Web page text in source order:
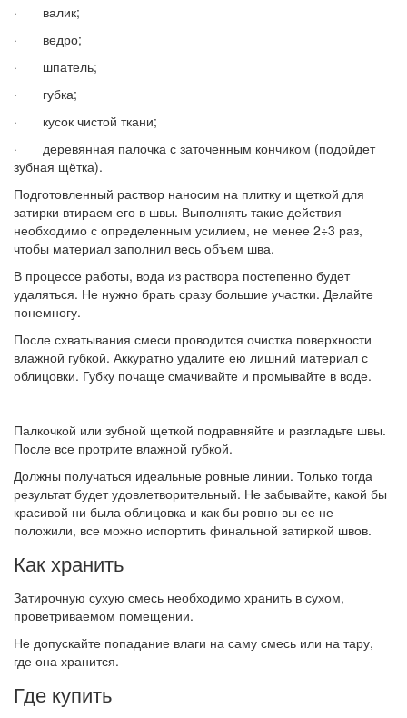
· валик;
· ведро;
· шпатель;
· губка;
· кусок чистой ткани;
· деревянная палочка с заточенным кончиком (подойдет
зубная щётка).
Подготовленный раствор наносим на плитку и щеткой для
затирки втираем его в швы. Выполнять такие действия
необходимо с определенным усилием, не менее 2÷3 раз,
чтобы материал заполнил весь объем шва.
В процессе работы, вода из раствора постепенно будет
удаляться. Не нужно брать сразу большие участки. Делайте
понемногу.
После схватывания смеси проводится очистка поверхности
влажной губкой. Аккуратно удалите ею лишний материал с
облицовки. Губку почаще смачивайте и промывайте в воде.
Палкочкой или зубной щеткой подравняйте и разгладьте швы.
После все протрите влажной губкой.
Должны получаться идеальные ровные линии. Только тогда
результат будет удовлетворительный. Не забывайте, какой бы
красивой ни была облицовка и как бы ровно вы ее не
положили, все можно испортить финальной затиркой швов.
Как хранить
Затирочную сухую смесь необходимо хранить в сухом,
проветриваемом помещении.
Не допускайте попадание влаги на саму смесь или на тару,
где она хранится.
Где купить